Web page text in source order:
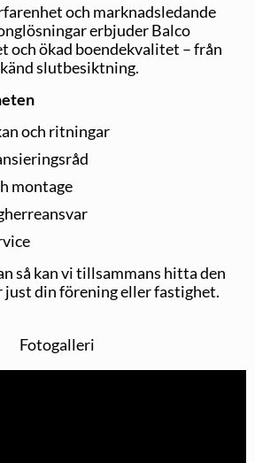
och marknadsledande
erbjuder Balco
och ökad boendekvalitet – från
slutbesiktning.
och ritningar
montage
så kan vi tillsammans hitta den
just din förening eller fastighet.
Fotogalleri